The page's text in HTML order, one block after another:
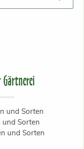
und Sorten
Sorten
und Sorten